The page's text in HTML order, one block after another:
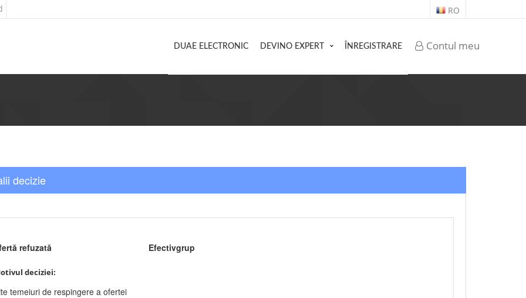
RO
Contul meu
DUAE ELECTRONIC DEVINO EXPERT ÎNREGISTRARE
decizie
refuzată Efectivgrup
deciziei:
temeiuri de respingere a ofertei